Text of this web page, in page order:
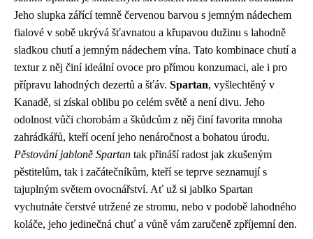
Jeho slupka zářící temně červenou barvou s jemným nádechem
fialové v sobě ukrývá šťavnatou a křupavou dužinu s lahodně
sladkou chutí a jemným nádechem vína. Tato kombinace chutí a
textur z něj činí ideální ovoce pro přímou konzumaci, ale i pro
přípravu lahodných dezertů a šťáv. Spartan, vyšlechtěný v
Kanadě, si získal oblibu po celém světě a není divu. Jeho
odolnost vůči chorobám a škůdcům z něj činí favorita mnoha
zahrádkářů, kteří ocení jeho nenáročnost a bohatou úrodu.
Pěstování jabloně Spartan tak přináší radost jak zkušeným
pěstitelům, tak i začátečníkům, kteří se teprve seznamují s
tajuplným světem ovocnářství. Ať už si jablko Spartan
vychutnáte čerstvé utržené ze stromu, nebo v podobě lahodného
koláče, jeho jedinečná chuť a vůně vám zaručeně zpříjemní den.